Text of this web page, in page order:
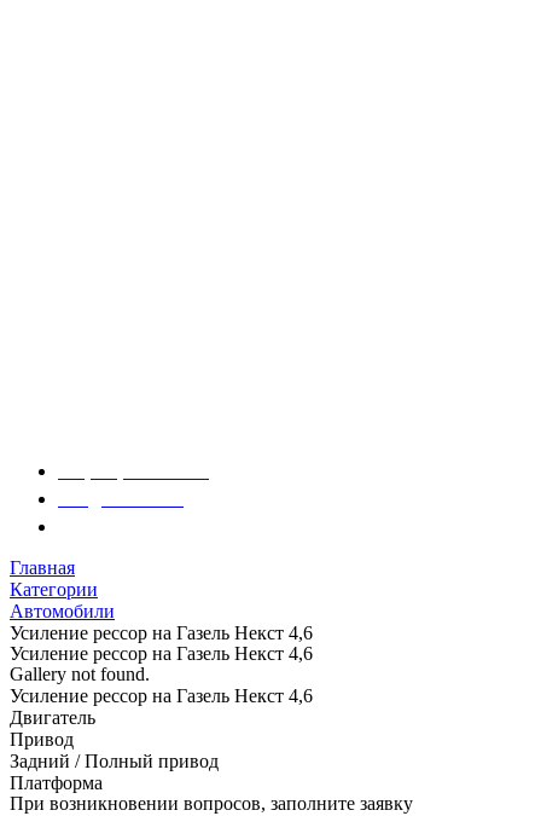
Главная
Категории
Автомобили
Усиление рессор на Газель Некст 4,6
Усиление рессор на Газель Некст 4,6
Gallery not found.
Усиление рессор на Газель Некст 4,6
Двигатель
Привод
Задний / Полный привод
Платформа
При возникновении вопросов, заполните заявку